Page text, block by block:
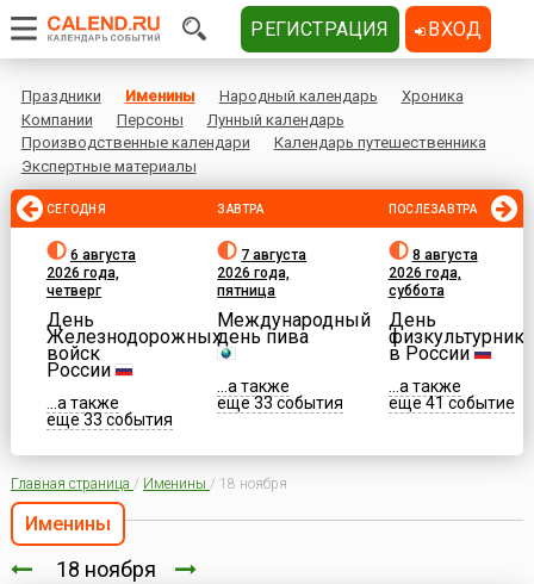
Праздники Именины Народный календарь
Хроника
Компании
Персоны
Лунный календарь
Производственные календари
Календарь путешественника
Экспертные материалы
СЕГОДНЯ
6 августа
2026 года,
четверг
День
Железнодорожных
войск
России
...а также
еще 33 события
ЗАВТРА
7 августа
2026 года,
пятница
Международный
день пива
...а также
еще 33 события
ПОСЛЕЗАВТРА
8 августа
2026 года,
суббота
День
физкультурника
в России
...а также
еще 41 событие
Главная страница / Именины / 18 ноября
Именины
18 ноября
РЕГИСТРАЦИЯ ВХОД